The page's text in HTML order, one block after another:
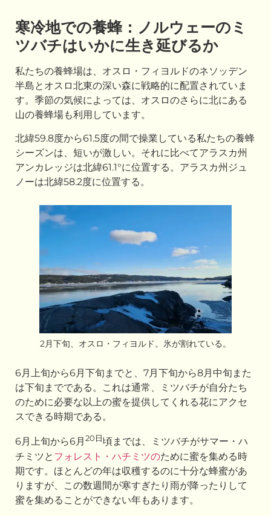
寒冷地での養蜂：ノルウェーのミ
ツバチはいかに生き延びるか
私たちの養蜂場は、オスロ・フィヨルドのネソッデン
半島とオスロ北東の深い森に戦略的に配置されていま
す。季節の気候によっては、オスロのさらに北にある
山の養蜂場も利用しています。
北緯59.8度から61.5度の間で操業している私たちの養蜂
シーズンは、短いが激しい。それに比べてアラスカ州
アンカレッジは北緯61.1°に位置する。アラスカ州ジュ
ノーは北緯58.2度に位置する。
2月下旬、オスロ・フィヨルド。氷が割れている。
6月上旬から6月下旬までと、7月下旬から8月中旬また
は下旬までである。これは通常、ミツバチが自分たち
のために必要な以上の蜜を提供してくれる花にアクセ
スできる時期である。
6月上旬から6月 20日頃までは、ミツバチがサマー・ハ
チミツと フォレスト・ハチミツのために蜜を集める時
期です。ほとんどの年は収穫するのに十分な蜂蜜があ
りますが、この数週間が寒すぎたり雨が降ったりして
蜜を集めることができない年もあります。